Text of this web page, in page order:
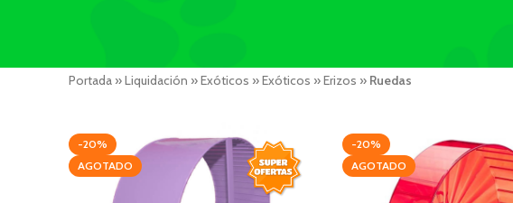
Portada »Liquidación »Exóticos »Exóticos »Erizos » Ruedas
-20%
AGOTADO
-20%
AGOTADO